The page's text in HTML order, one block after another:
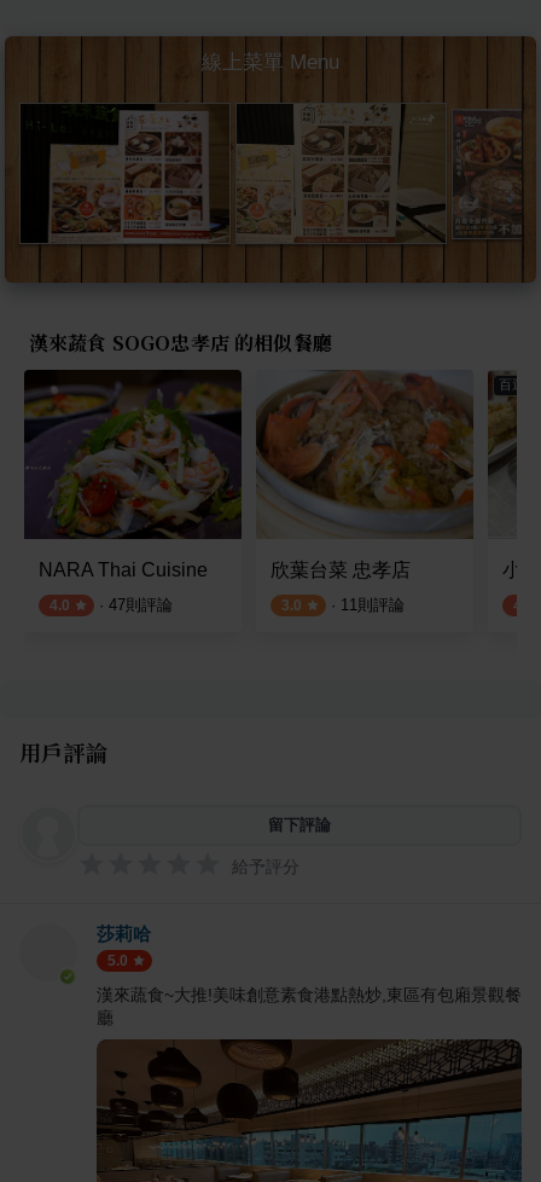
線上菜單 Menu
漢來蔬食 SOGO忠孝店 的相似餐廳
NARA Thai Cuisine
4.0 · 47則評論
欣葉台菜 忠孝店
3.0 · 11 則評論
百選店
小
4.3
用戶評論
留下評論
給予評分
莎莉哈
5.0
漢來蔬食~大推!美味創意素食港點熱炒,東區有包廂景觀餐
廳